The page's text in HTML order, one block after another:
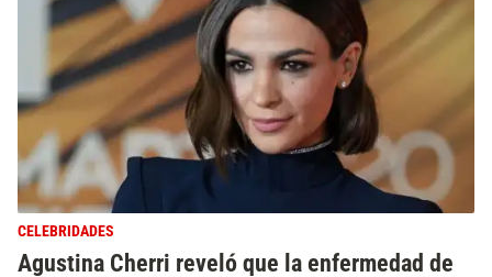
CELEBRIDADES
Agustina Cherri reveló que la enfermedad de